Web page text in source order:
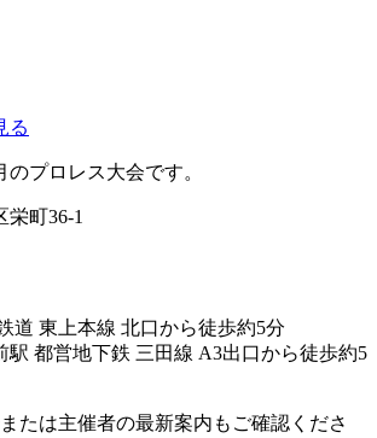
る
プロレス大会です。
栄町36-1
道 東上本線 北口から徒歩約5分
駅 都営地下鉄 三田線 A3出口から徒歩約5
たは主催者の最新案内もご確認くださ